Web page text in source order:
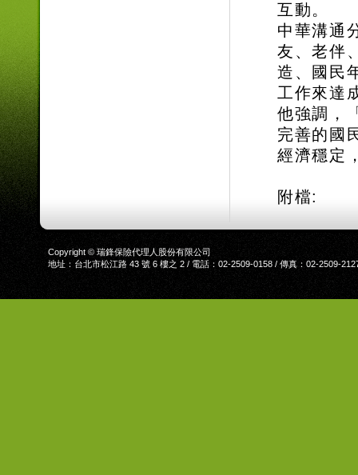
互動。
中華溝通
友、老伴
造、國民
工作來達
他強調，
完善的國
經濟穩定
附檔:
Copyright © 瑞鋒保險代理人股份有限公司
地址：台北市松江路 43 號 6 樓之 2 / 電話：02-2509-0158 / 傳真：02-2509-